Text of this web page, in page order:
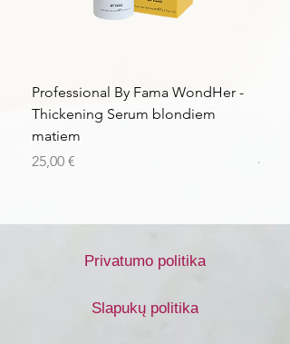
Professional By Fama WondHer -
Thickening Serum blondiem
matiem
Kaina
25,00 €
Kaina
43,56
Privatumo politika
Slapukų politika